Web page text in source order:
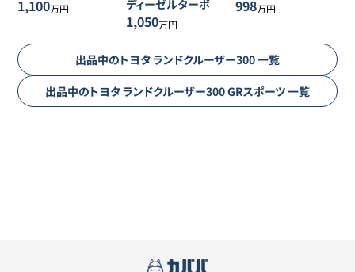
1,100万円
ディーゼルターボ
1,050万円
998万円
出品中のトヨタランドクルーザー300一覧
出品中のトヨタランドクルーザー300GRスポーツ一覧